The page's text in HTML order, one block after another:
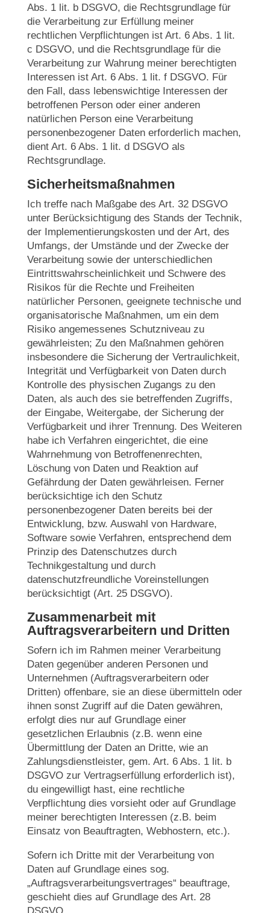
Abs. 1 lit. b DSGVO, die Rechtsgrundlage für
die Verarbeitung zur Erfüllung meiner
rechtlichen Verpflichtungen ist Art. 6 Abs. 1 lit.
c DSGVO, und die Rechtsgrundlage für die
Verarbeitung zur Wahrung meiner berechtigten
Interessen ist Art. 6 Abs. 1 lit. f DSGVO. Für
den Fall, dass lebenswichtige Interessen der
betroffenen Person oder einer anderen
natürlichen Person eine Verarbeitung
personenbezogener Daten erforderlich machen,
dient Art. 6 Abs. 1 lit. d DSGVO als
Rechtsgrundlage.
Sicherheitsmaßnahmen
Ich treffe nach Maßgabe des Art. 32 DSGVO
unter Berücksichtigung des Stands der Technik,
der Implementierungskosten und der Art, des
Umfangs, der Umstände und der Zwecke der
Verarbeitung sowie der unterschiedlichen
Eintrittswahrscheinlichkeit und Schwere des
Risikos für die Rechte und Freiheiten
natürlicher Personen, geeignete technische und
organisatorische Maßnahmen, um ein dem
Risiko angemessenes Schutzniveau zu
gewährleisten; Zu den Maßnahmen gehören
insbesondere die Sicherung der Vertraulichkeit,
Integrität und Verfügbarkeit von Daten durch
Kontrolle des physischen Zugangs zu den
Daten, als auch des sie betreffenden Zugriffs,
der Eingabe, Weitergabe, der Sicherung der
Verfügbarkeit und ihrer Trennung. Des Weiteren
habe ich Verfahren eingerichtet, die eine
Wahrnehmung von Betroffenenrechten,
Löschung von Daten und Reaktion auf
Gefährdung der Daten gewährleisen. Ferner
berücksichtige ich den Schutz
personenbezogener Daten bereits bei der
Entwicklung, bzw. Auswahl von Hardware,
Software sowie Verfahren, entsprechend dem
Prinzip des Datenschutzes durch
Technikgestaltung und durch
datenschutzfreundliche Voreinstellungen
berücksichtigt (Art. 25 DSGVO).
Zusammenarbeit mit
Auftragsverarbeitern und Dritten
Sofern ich im Rahmen meiner Verarbeitung
Daten gegenüber anderen Personen und
Unternehmen (Auftragsverarbeitern oder
Dritten) offenbare, sie an diese übermitteln oder
ihnen sonst Zugriff auf die Daten gewähren,
erfolgt dies nur auf Grundlage einer
gesetzlichen Erlaubnis (z.B. wenn eine
Übermittlung der Daten an Dritte, wie an
Zahlungsdienstleister, gem. Art. 6 Abs. 1 lit. b
DSGVO zur Vertragserfüllung erforderlich ist),
du eingewilligt hast, eine rechtliche
Verpflichtung dies vorsieht oder auf Grundlage
meiner berechtigten Interessen (z.B. beim
Einsatz von Beauftragten, Webhostern, etc.).
Sofern ich Dritte mit der Verarbeitung von
Daten auf Grundlage eines sog.
„Auftragsverarbeitungsvertrages“ beauftrage,
geschieht dies auf Grundlage des Art. 28